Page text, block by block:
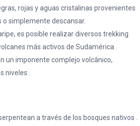
rojas y aguas cristalinas provenientes
simplemente descansar.
es posible realizar diversos trekking
más activos de Sudamérica .
un imponente complejo volcánico,
niveles .
a través de los bosques nativos .